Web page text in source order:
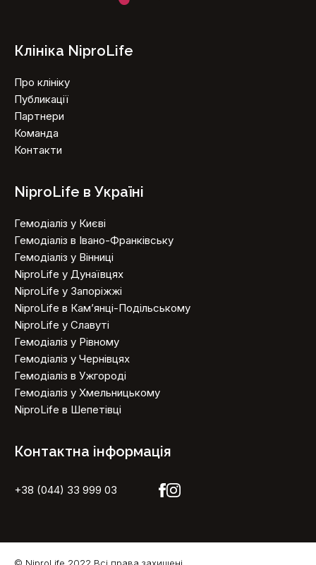
Клініка NiproLife
Про клініку
Публикації
Партнери
Команда
Контакти
NiproLife в Україні
Гемодіаліз у Києві
Гемодіаліз в Івано-Франківську
Гемодіаліз у Вінниці
NiproLife у Дунаївцях
NiproLife у Запоріжжі
NiproLife в Кам’янці-Подільському
NiproLife у Славуті
Гемодіаліз у Рівному
Гемодіаліз у Чернівцях
Гемодіаліз в Ужгороді
Гемодіаліз у Хмельницькому
NiproLife в Шепетівці
Контактна інформація
+38 (044) 33 999 03